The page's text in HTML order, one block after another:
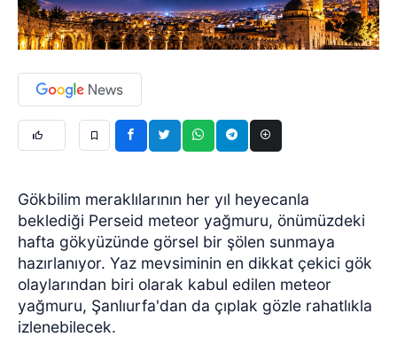
Gökbilim meraklılarının her yıl heyecanla
beklediği Perseid meteor yağmuru, önümüzdeki
hafta gökyüzünde görsel bir şölen sunmaya
hazırlanıyor. Yaz mevsiminin en dikkat çekici gök
olaylarından biri olarak kabul edilen meteor
yağmuru, Şanlıurfa'dan da çıplak gözle rahatlıkla
izlenebilecek.